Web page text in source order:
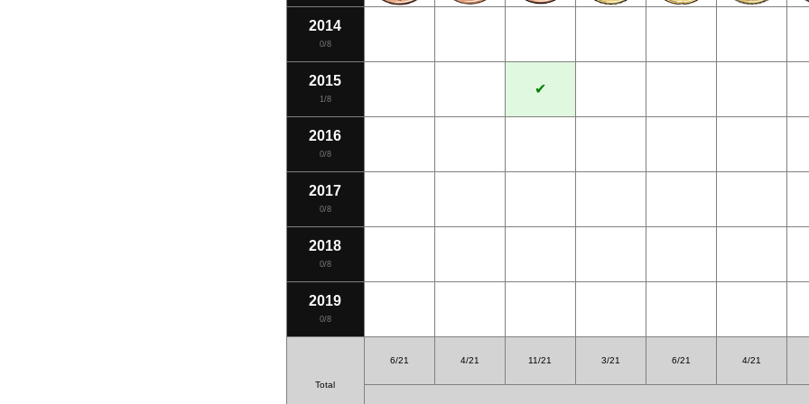
2014
0/8
2015
1/8
✔
2016
0/8
2017
0/8
2018
0/8
2019
0/8
Total
6/21 4/21 11/21 3/21 6/21 4/21